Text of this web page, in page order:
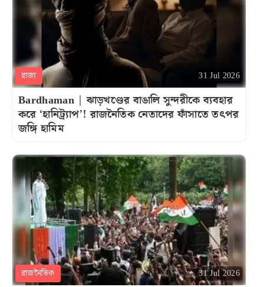
রাজ্য 31 Jul 2026
Bardhaman | ঝাড়খণ্ডের বাঙালি সুন্দরীকে ব্যবহার
করে ‘হানিট্র্যাপ’! রাজনৈতিক নেতাদের ফাঁসাতে তৎপর
জঙ্গি হামিম
রাজনৈতিক 31 Jul 2026